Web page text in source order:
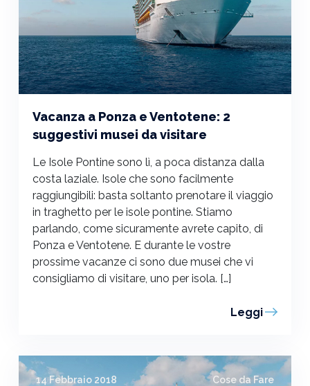
Vacanza a Ponza e Ventotene: 2
suggestivi musei da visitare
Le Isole Pontine sono lì, a poca distanza dalla
costa laziale. Isole che sono facilmente
raggiungibili: basta soltanto prenotare il viaggio
in traghetto per le isole pontine. Stiamo
parlando, come sicuramente avrete capito, di
Ponza e Ventotene. E durante le vostre
prossime vacanze ci sono due musei che vi
consigliamo di visitare, uno per isola. […]
Leggi
14 Febbraio 2018 Cose da Fare